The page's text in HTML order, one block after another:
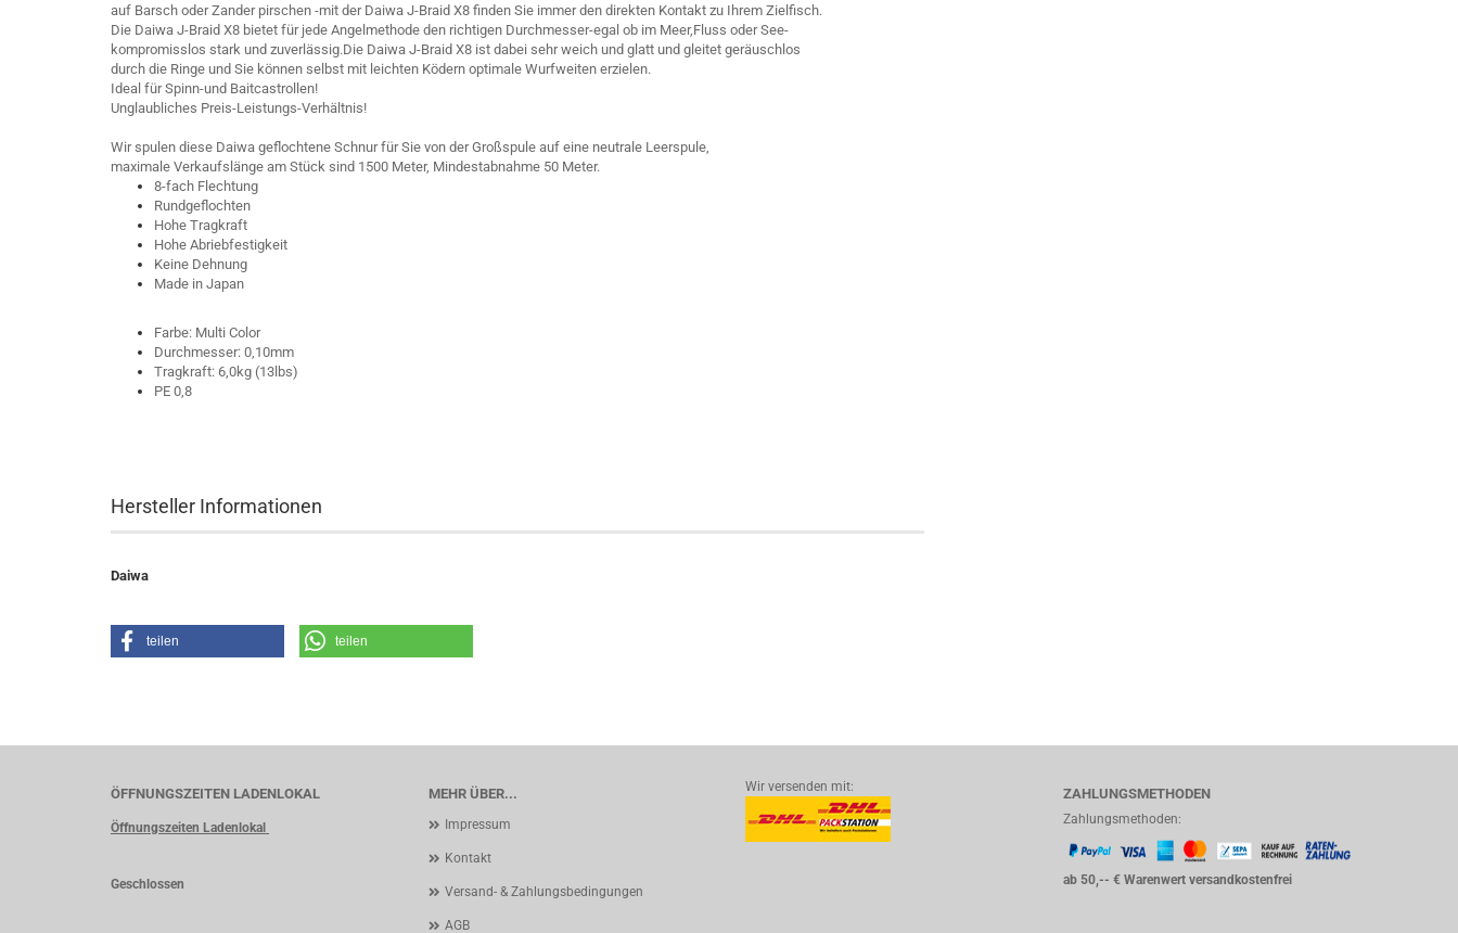
auf Barsch oder Zander pirschen -mit der Daiwa J-Braid X8 finden Sie immer den direkten Kontakt zu Ihrem Zielfisch.
Die Daiwa J-Braid X8 bietet für jede Angelmethode den richtigen Durchmesser-egal ob im Meer,Fluss oder See-
kompromisslos stark und zuverlässig.Die Daiwa J-Braid X8 ist dabei sehr weich und glatt und gleitet geräuschlos
durch die Ringe und Sie können selbst mit leichten Ködern optimale Wurfweiten erzielen.
Ideal für Spinn-und Baitcastrollen!
Unglaubliches Preis-Leistungs-Verhältnis!
Wir spulen diese Daiwa geflochtene Schnur für Sie von der Großspule auf eine neutrale Leerspule,
maximale Verkaufslänge am Stück sind 1500 Meter, Mindestabnahme 50 Meter.
8-fach Flechtung
Rundgeflochten
Hohe Tragkraft
Hohe Abriebfestigkeit
Keine Dehnung
Made in Japan
Farbe: Multi Color
Durchmesser: 0,10mm
Tragkraft: 6,0kg (13lbs)
PE 0,8
Hersteller Informationen
Daiwa
teilen teilen
MEHR ÜBER...
Impressum
Kontakt
Versand- & Zahlungsbedingungen
AGB
Wir versenden mit: ZAHLUNGSMETHODEN
Zahlungsmethoden:
ab 50,-- € Warenwert versandkostenfrei
ÖFFNUNGSZEITEN LADENLOKAL
Öffnungszeiten Ladenlokal
Geschlossen